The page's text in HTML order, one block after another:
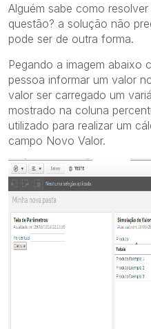
Alguém sabe como
questão? a solução não
pode ser de outra forma.
Pegando a imagem abaixo
pessoa informar um valor
valor ser carregado um
mostrado na coluna
utilizado para realizar um
campo Novo Valor.